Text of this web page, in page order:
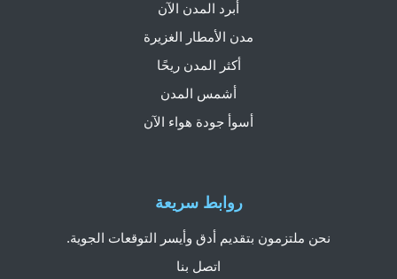
روابط سريعة
نحن ملتزمون بتقديم أدق وأيسر التوقعات الجوية.
اتصل بنا
أبرد المدن الآن
مدن الأمطار الغزيرة
أكثر المدن ريحًا
أشمس المدن
أسوأ جودة هواء الآن